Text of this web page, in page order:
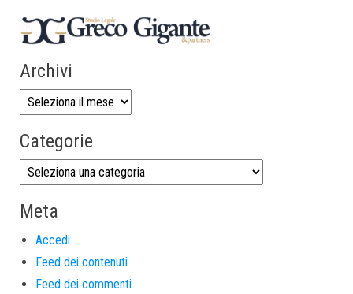
Archivi
Categorie
Meta
Accedi
Feed dei contenuti
Feed dei commenti